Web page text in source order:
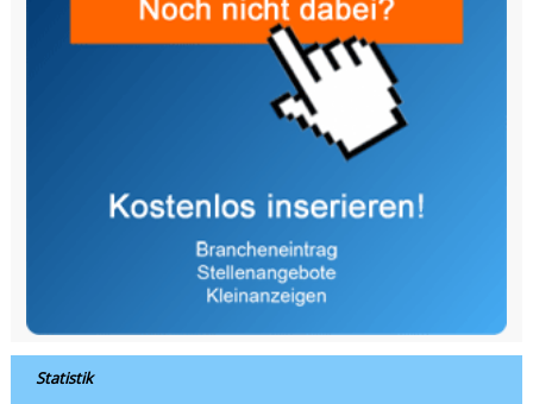
Statistik